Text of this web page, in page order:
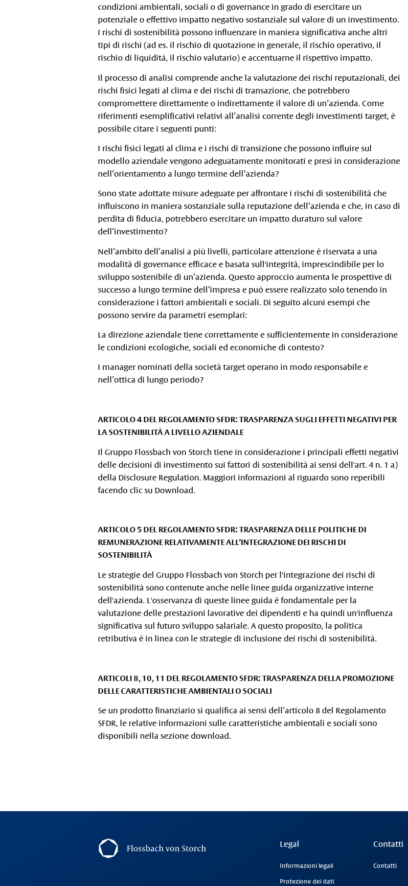
condizioni ambientali, sociali o di governance in grado di esercitare un
potenziale o effettivo impatto negativo sostanziale sul valore di un investimento.
I rischi di sostenibilità possono influenzare in maniera significativa anche altri
tipi di rischi (ad es. il rischio di quotazione in generale, il rischio operativo, il
rischio di liquidità, il rischio valutario) e accentuarne il rispettivo impatto.
Il processo di analisi comprende anche la valutazione dei rischi reputazionali, dei
rischi fisici legati al clima e dei rischi di transazione, che potrebbero
compromettere direttamente o indirettamente il valore di un’azienda. Come
riferimenti esemplificativi relativi all’analisi corrente degli investimenti target, è
possibile citare i seguenti punti:
I rischi fisici legati al clima e i rischi di transizione che possono influire sul
modello aziendale vengono adeguatamente monitorati e presi in considerazione
nell’orientamento a lungo termine dell’azienda?
Sono state adottate misure adeguate per affrontare i rischi di sostenibilità che
influiscono in maniera sostanziale sulla reputazione dell’azienda e che, in caso di
perdita di fiducia, potrebbero esercitare un impatto duraturo sul valore
dell’investimento?
Nell’ambito dell’analisi a più livelli, particolare attenzione è riservata a una
modalità di governance efficace e basata sull'integrità, imprescindibile per lo
sviluppo sostenibile di un’azienda. Questo approccio aumenta le prospettive di
successo a lungo termine dell’impresa e può essere realizzato solo tenendo in
considerazione i fattori ambientali e sociali. Di seguito alcuni esempi che
possono servire da parametri esemplari:
La direzione aziendale tiene correttamente e sufficientemente in considerazione
le condizioni ecologiche, sociali ed economiche di contesto?
I manager nominati della società target operano in modo responsabile e
nell’ottica di lungo periodo?
ARTICOLO 4 DEL REGOLAMENTO SFDR: TRASPARENZA SUGLI EFFETTI NEGATIVI PER
LA SOSTENIBILITÀ A LIVELLO AZIENDALE
Il Gruppo Flossbach von Storch tiene in considerazione i principali effetti negativi
delle decisioni di investimento sui fattori di sostenibilità ai sensi dell'art. 4 n. 1 a)
della Disclosure Regulation. Maggiori informazioni al riguardo sono reperibili
facendo clic su Download.
ARTICOLO 5 DEL REGOLAMENTO SFDR: TRASPARENZA DELLE POLITICHE DI
REMUNERAZIONE RELATIVAMENTE ALL’INTEGRAZIONE DEI RISCHI DI
SOSTENIBILITÀ
Le strategie del Gruppo Flossbach von Storch per l'integrazione dei rischi di
sostenibilità sono contenute anche nelle linee guida organizzative interne
dell'azienda. L'osservanza di queste linee guida è fondamentale per la
valutazione delle prestazioni lavorative dei dipendenti e ha quindi un'influenza
significativa sul futuro sviluppo salariale. A questo proposito, la politica
retributiva è in linea con le strategie di inclusione dei rischi di sostenibilità.
ARTICOLI 8, 10, 11 DEL REGOLAMENTO SFDR: TRASPARENZA DELLA PROMOZIONE
DELLE CARATTERISTICHE AMBIENTALI O SOCIALI
Se un prodotto finanziario si qualifica ai sensi dell’articolo 8 del Regolamento
SFDR, le relative informazioni sulle caratteristiche ambientali e sociali sono
disponibili nella sezione download.
Legal
Informazioni legali
Protezione dei dati
Contatti
Contatti